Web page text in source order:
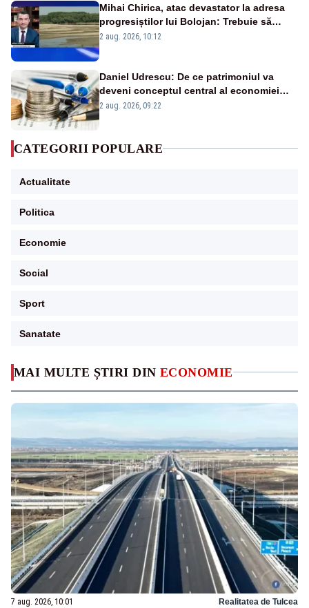
MAI MULTE ȘTIRI DIN ECONOMIE
7 aug. 2026, 10:01 Realitatea de Tulcea
Mihai Chirica, atac devastator la adresa
progresiștilor lui Bolojan: Trebuie să
protejăm și natura, dar nu șținem omaneii
2 aug. 2026, 10:12
Daniel Udrescu: De ce patrimoniul va
deveni conceptul central al economiei
viitoare?
2 aug. 2026, 09:22
CATEGORII POPULARE
Actualitate
Politica
Economie
Social
Sport
Sanatate